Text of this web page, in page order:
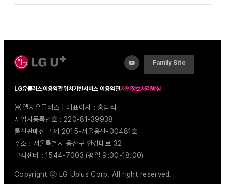
Family Site
LG유플러스이용약관위치기반서비스 이용약관개인정보처리방침
㈜엘지유플러스
대표이사 : 홍범식
사업자등록번호 : 220-81-39938
통신판매신고 제 2015-서울용산-00481호
주소 : 서울특별시 용산구 한강대로 32
고객센터 : 1544-7003 (평일 9:00-18:00)
Copyright ⓒ LG Uplus Corp. All right reserved.